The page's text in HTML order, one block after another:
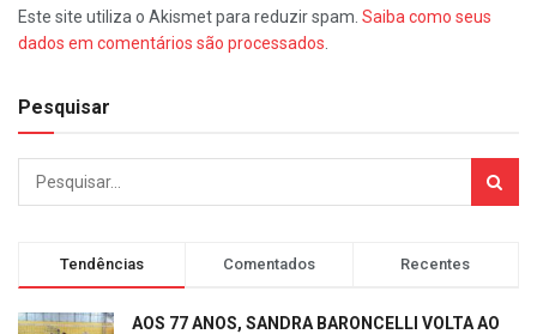
Este site utiliza o Akismet para reduzir spam. Saiba como seus
dados em comentários são processados
Pesquisar
Tendências Comentados Recentes
AOS 77 ANOS, SANDRA BARONCELLI VOLTA AO